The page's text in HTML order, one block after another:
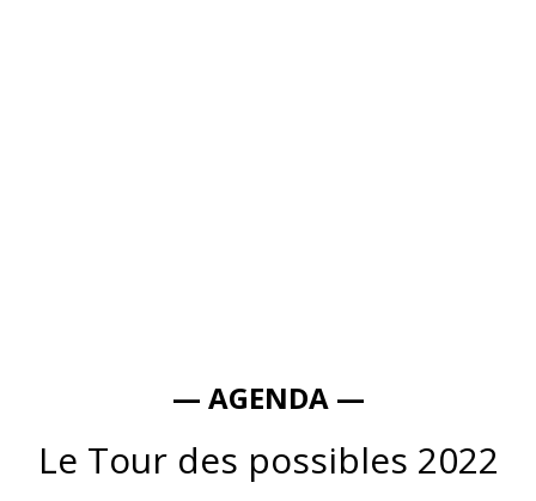
— AGENDA —
Le Tour des possibles 2022